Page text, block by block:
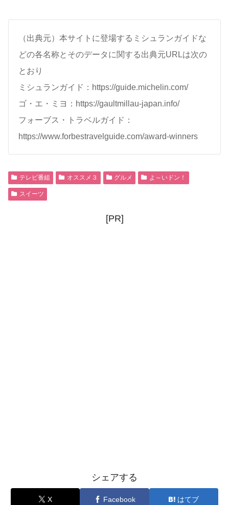
（出典元）本サイトに登場するミシュランガイドな
どの各名称とそのデータに関する出典元URLは次の
とおり
ミシュランガイド：https://guide.michelin.com/
ゴ・エ・ミヨ：https://gaultmillau-japan.info/
フォーブス・トラベルガイド：
https://www.forbestravelguide.com/award-winners
テレビ番組 オススメ３ グルメ よ～いドン！
スイーツ
[PR]
シェアする
X Facebook はてブ